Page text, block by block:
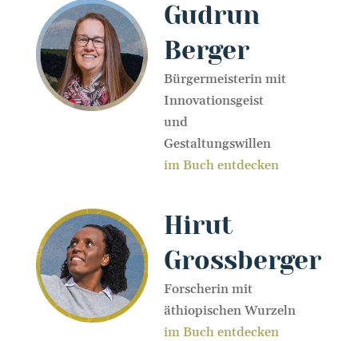
Gudrun
Berger
Bürgermeisterin mit
Innovationsgeist
und
Gestaltungswillen
im Buch entdecken
Hirut
Grossberger
Forscherin mit
äthiopischen Wurzeln
im Buch entdecken